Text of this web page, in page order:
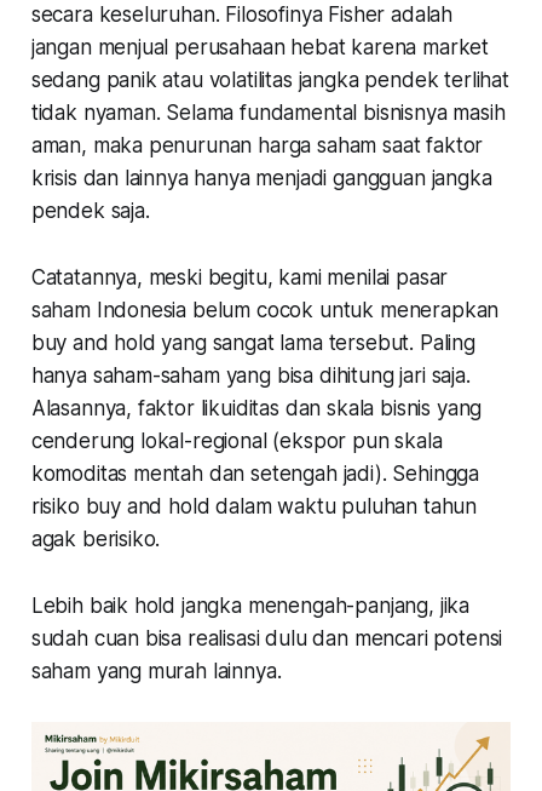
secara keseluruhan. Filosofinya Fisher adalah
jangan menjual perusahaan hebat karena market
sedang panik atau volatilitas jangka pendek terlihat
tidak nyaman. Selama fundamental bisnisnya masih
aman, maka penurunan harga saham saat faktor
krisis dan lainnya hanya menjadi gangguan jangka
pendek saja.
Catatannya, meski begitu, kami menilai pasar
saham Indonesia belum cocok untuk menerapkan
buy and hold yang sangat lama tersebut. Paling
hanya saham-saham yang bisa dihitung jari saja.
Alasannya, faktor likuiditas dan skala bisnis yang
cenderung lokal-regional (ekspor pun skala
komoditas mentah dan setengah jadi). Sehingga
risiko buy and hold dalam waktu puluhan tahun
agak berisiko.
Lebih baik hold jangka menengah-panjang, jika
sudah cuan bisa realisasi dulu dan mencari potensi
saham yang murah lainnya.